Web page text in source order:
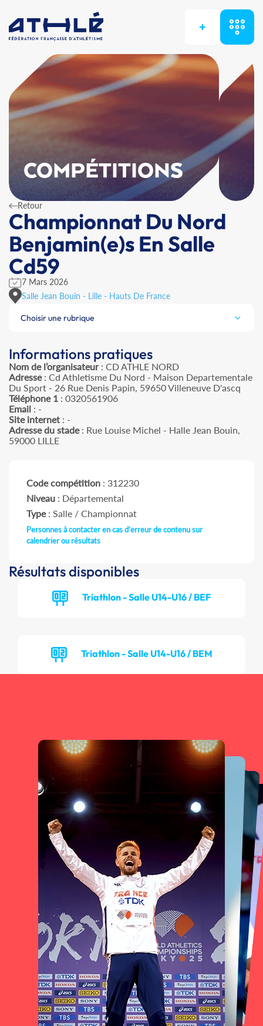
+
COMPÉTITIONS
Retour
Championnat Du Nord
Benjamin(e)s En Salle
Cd59
7 Mars 2026
Salle Jean Bouin - Lille - Hauts De France
Choisir une rubrique
Informations pratiques
Nom de l’organisateur: CD ATHLE NORD
Adresse: Cd Athletisme Du Nord - Maison Departementale
Du Sport - 26 Rue Denis Papin, 59650 Villeneuve D'ascq
Téléphone 1 : 0320561906
Email : -
Site internet : -
Adresse du stade: Rue Louise Michel - Halle Jean Bouin,
59000 LILLE
Code compétition : 312230
Niveau : Départemental
Type: Salle / Championnat
Personnes à contacter en cas d'erreur de contenu sur
calendrier ou résultats
Résultats disponibles
Triathlon - Salle U14-U16 / BEF
Triathlon - Salle U14-U16 / BEM